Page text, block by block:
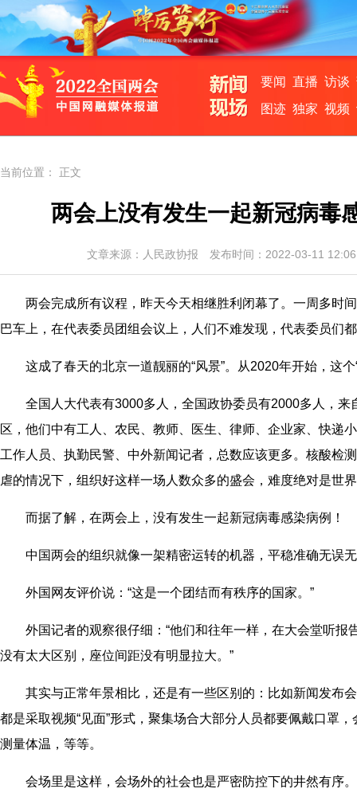
要闻
图迹
直播
独家
访谈
视频
当前位置： 正文
两会上没有发生一起新冠病毒
文章来源： 人民政协报 发布时间：2022-03-11
两会完成所有议程，昨天今天相继胜利闭幕了。一周多时
巴车上，在代表委员团组会议上，人们不难发现，代表委员们
这成了春天的北京一道靓丽的“风景”。从2020年开始，这
全国人大代表有3000多人，全国政协委员有2000多人，
区，他们中有工人、农民、教师、医生、律师、企业家、快递
工作人员、执勤民警、中外新闻记者，总数应该更多。核酸
虐的情况下，组织好这样一场人数众多的盛会，难度绝对是世
而据了解，在两会上，没有发生一起新冠病毒感染病例！
中国两会的组织就像一架精密运转的机器，平稳准确无误
外国网友评价说：“这是一个团结而有秩序的国家。”
外国记者的观察很仔细：“他们和往年一样，在大会堂听
没有太大区别，座位间距没有明显拉大。”
其实与正常年景相比，还是有一些区别的：比如新闻发布
都是采取视频“见面”形式，聚集场合大部分人员都要佩戴口罩
测量体温，等等。
会场里是这样，会场外的社会也是严密防控下的井然有序。